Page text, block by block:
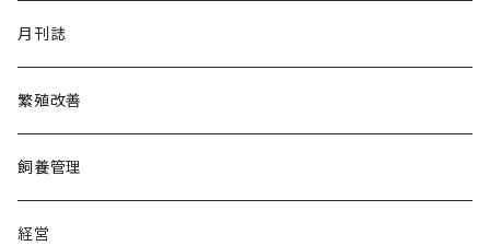
月刊誌
繁殖改善
飼養管理
経営